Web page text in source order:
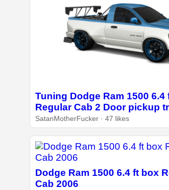
Tuning Dodge Ram 1500 6.4
Regular Cab 2 Door pickup
SatanMotherFucker · 47 likes
Dodge Ram 1500 6.4 ft box
Cab 2006